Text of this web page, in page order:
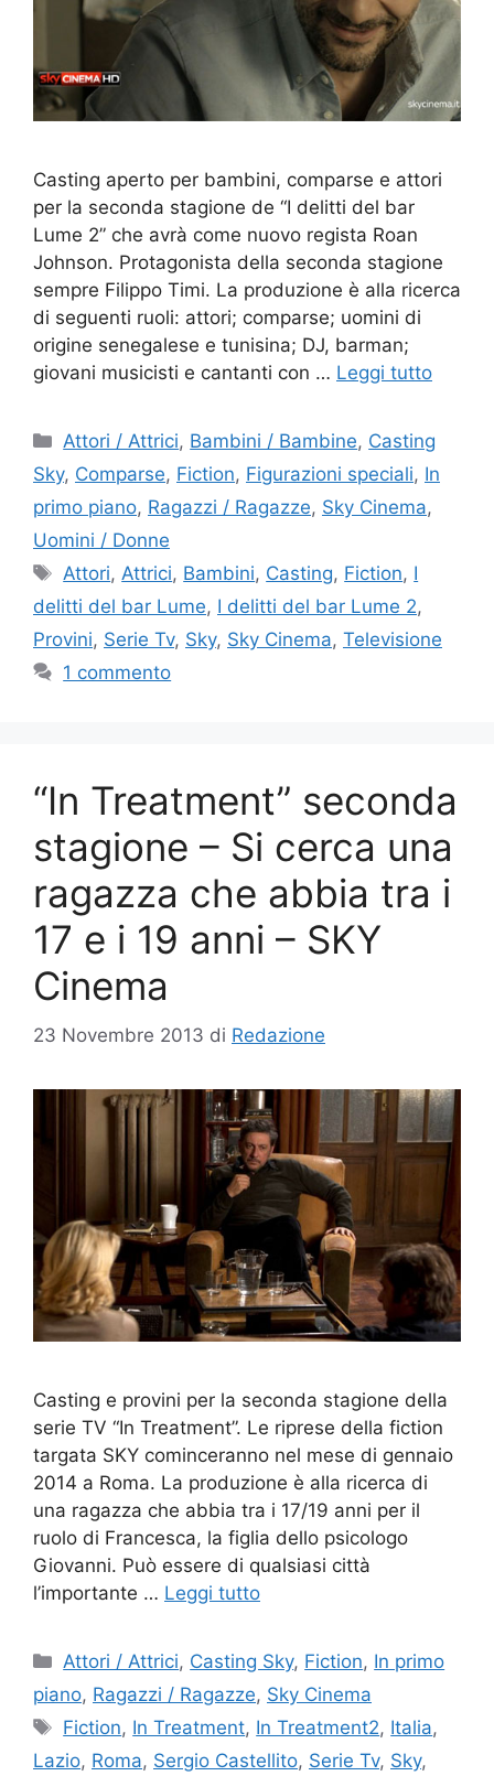
Casting aperto per bambini, comparse e attori
per la seconda stagione de “I delitti del bar
Lume 2” che avrà come nuovo regista Roan
Johnson. Protagonista della seconda stagione
sempre Filippo Timi. La produzione è alla ricerca
di seguenti ruoli: attori; comparse; uomini di
origine senegalese e tunisina; DJ, barman;
giovani musicisti e cantanti con … Leggi tutto
Categorie
Attori / Attrici, Bambini / Bambine, Casting
Sky, Comparse, Fiction, Figurazioni speciali, In
primo piano, Ragazzi / Ragazze, Sky Cinema,
Uomini / Donne
Tag
Attori,Attrici, Bambini, Casting, Fiction, I
delitti del bar Lume, I delitti del bar Lume 2,
Provini, Serie Tv, Sky, Sky Cinema, Televisione
1 commento
“In Treatment” seconda
stagione – Si cerca una
ragazza che abbia tra i
17 e i 19 anni – SKY
Cinema
23 Novembre 2013 di Redazione
Casting e provini per la seconda stagione della
serie TV “In Treatment”. Le riprese della fiction
targata SKY cominceranno nel mese di gennaio
2014 a Roma. La produzione è alla ricerca di
una ragazza che abbia tra i 17/19 anni per il
ruolo di Francesca, la figlia dello psicologo
Giovanni. Può essere di qualsiasi città
l’importante … Leggi tutto
Categorie
Attori / Attrici, Casting Sky, Fiction, In primo
piano, Ragazzi / Ragazze, Sky Cinema
Tag
Fiction, In Treatment, In Treatment2, Italia,
Lazio, Roma, Sergio Castellito, Serie Tv, Sky,